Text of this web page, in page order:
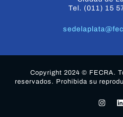
Tel. (011) 15
Copyright 2024 © FECRA.
reservados. Prohibida su